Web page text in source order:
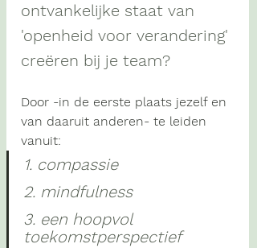
ontvankelijke staat van
'openheid voor verandering'
creëren bij je team?
Door -in de eerste plaats jezelf en
van daaruit anderen- te leiden
vanuit:
1. compassie
2. mindfulness
3. een hoopvol
toekomstperspectief